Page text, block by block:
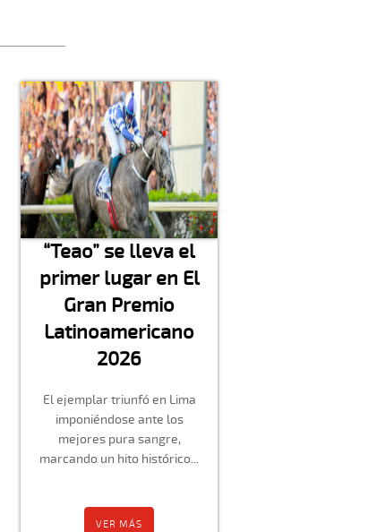
“Teao” se lleva el
primer lugar en El
Gran Premio
Latinoamericano
2026
El ejemplar triunfó en Lima
imponiéndose ante los
mejores pura sangre,
marcando un hito histórico...
VER MÁS